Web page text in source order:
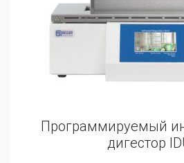
Программируемый
дигестор